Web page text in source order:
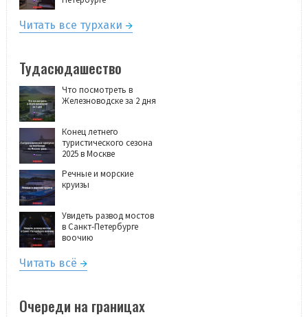
Читать все турхаки
Тудасюдашество
Что посмотреть в
Железноводске за 2 дня
Конец летнего
туристического сезона
2025 в Москве
Речные и морские
круизы
Увидеть развод мостов
в Санкт-Петербурге
воочию
Читать всё
Очереди на границах